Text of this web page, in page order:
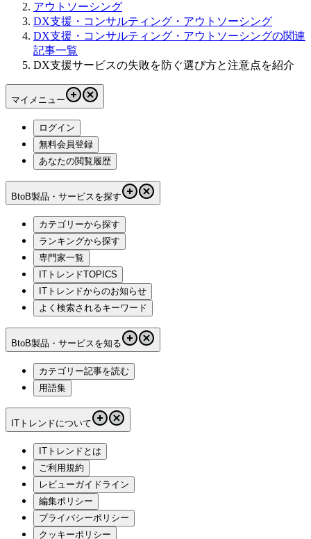
アウトソーシング
DX支援・コンサルティング・アウトソーシング
DX支援・コンサルティング・アウトソーシングの関連
記事一覧
DX支援サービスの失敗を防ぐ選び方と注意点を紹介
マイメニュー
ログイン
無料会員登録
あなたの閲覧履歴
BtoB製品・サービスを探す
カテゴリーから探す
ランキングから探す
専門家一覧
ITトレンドTOPICS
ITトレンドからのお知らせ
よく検索されるキーワード
BtoB製品・サービスを知る
カテゴリー記事を読む
用語集
ITトレンドについて
ITトレンドとは
ご利用規約
レビューガイドライン
編集ポリシー
プライバシーポリシー
クッキーポリシー